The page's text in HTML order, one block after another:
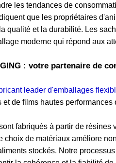
les tendances de
que les propriétaires
qualité et la durabilité. Les
moderne qui répond aux
: votre partenaire de
leader d'emballages
de films hautes
fabriqués à partir de
choix de matériaux améliore
stockés. Notre